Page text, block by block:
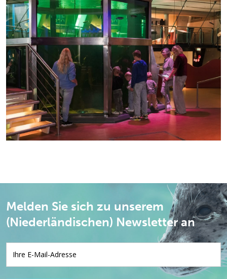
Melden Sie sich zu unserem
(Niederländischen) Newsletter an